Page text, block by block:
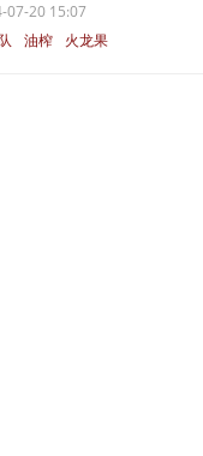
07-20 15:07
油榨 火龙果